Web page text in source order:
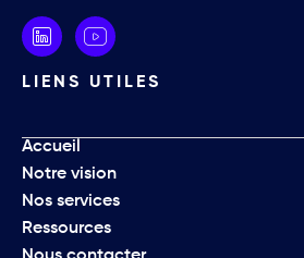
LIENS UTILES
Accueil
Notre vision
Nos services
Ressources